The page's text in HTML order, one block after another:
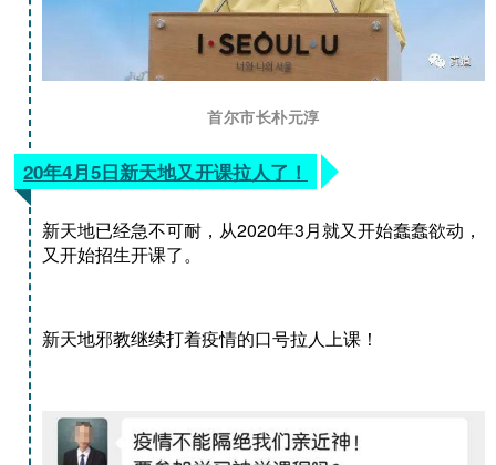
首尔市长朴元淳
20年4月5日新天地又开课拉人了！
新天地已经急不可耐，从2020年3月就又开始蠢蠢欲动，
又开始招生开课了。
新天地邪教继续打着疫情的口号拉人上课！